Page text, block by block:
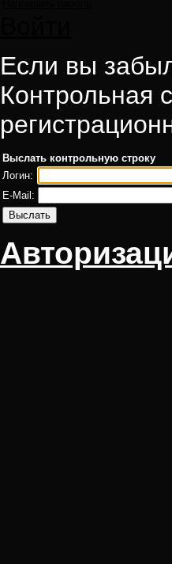
Если вы
Контрольная
Выслать контрольную строку
Логин:
E-Mail: